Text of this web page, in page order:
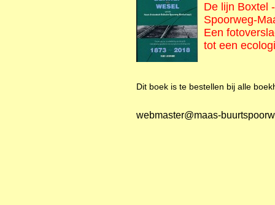
De lijn Boxtel
Spoorweg-
Een
tot een
Dit boek is te bestellen bij alle
webmaster@maas-